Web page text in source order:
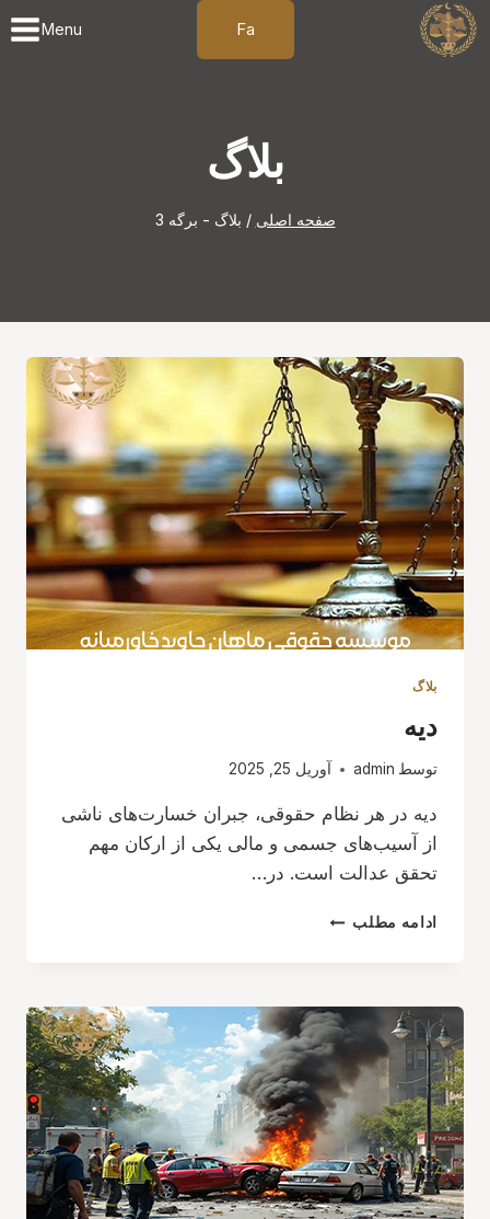
بازگشت
Fa
Menu
بلاگ
صفحه اصلی / بلاگ - برگه 3
بلاگ
دیه
توسط admin آوریل 25, 2025
دیه در هر نظام حقوقی، جبران خسارت‌های ناشی
از آسیب‌های جسمی و مالی یکی از ارکان مهم
تحقق عدالت است. در…
ادامه مطلب دیه